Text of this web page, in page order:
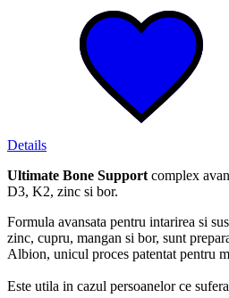
Details
Ultimate Bone Support complex
D3, K2, zinc si bor.
Formula avansata pentru intarirea si
zinc, cupru, mangan si bor, sunt
Albion, unicul proces patentat pentru
Este utila in cazul persoanelor ce